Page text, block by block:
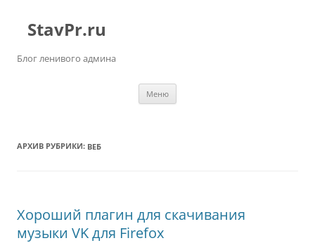
StavPr.ru
Блог ленивого админа
Меню
АРХИВ РУБРИКИ: ВЕБ
Хороший плагин для скачивания
музыки VK для Firefox